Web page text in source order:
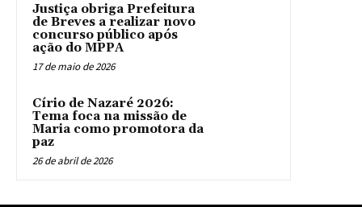
Justiça obriga Prefeitura
de Breves a realizar novo
concurso público após
ação do MPPA
17 de maio de 2026
Círio de Nazaré 2026:
Tema foca na missão de
Maria como promotora da
paz
26 de abril de 2026